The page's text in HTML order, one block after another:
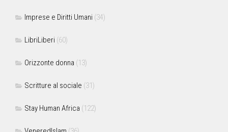
Imprese e Diritti Umani (34)
LibriLiberi (60)
Orizzonte donna (13)
Scritture al sociale (31)
Stay Human Africa (122)